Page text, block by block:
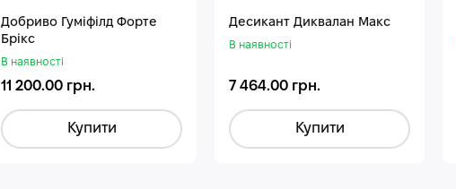
Добриво Гуміфілд Форте
Брікс
В наявності
11 200.00 грн.
Купити
Десикант Диквалан Макс
В наявності
7 464.00 грн.
Купити